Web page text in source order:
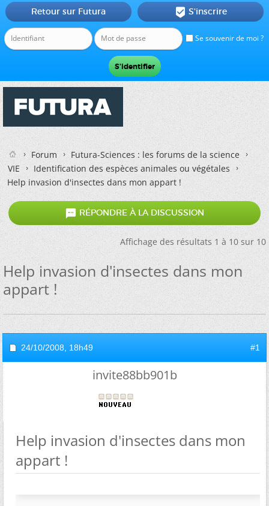
Se souvenir de moi ?
Retour sur Futura  S'inscrire
Forum
Futura-Sciences : les forums de la science
VIE
Identification des espèces animales ou végétales
Help invasion d'insectes dans mon appart !
 RÉPONDRE À LA DISCUSSION
Affichage des résultats 1 à 10 sur 10
Help invasion d'insectes dans mon
appart !
24/10/2008, 18h49 #1
invite88bb901b
Help invasion d'insectes dans mon
appart !